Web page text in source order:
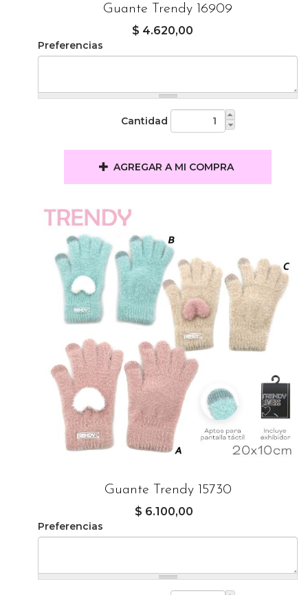
Guante Trendy 16909
$ 4.620,00
Preferencias
Cantidad
AGREGAR A MI COMPRA
Guante Trendy 15730
$ 6.100,00
Preferencias